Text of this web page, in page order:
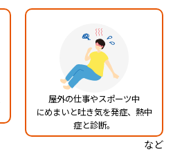
屋外の仕事やスポーツ中
にめまいと吐き気を発症、 熱中
症と診断。
など